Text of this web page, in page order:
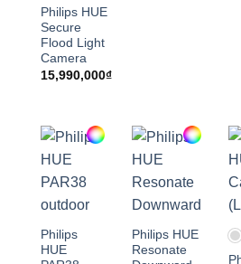
Philips HUE
Secure
Flood Light
Camera
15,990,000₫
Philips
HUE
Philips HUE
Resonate